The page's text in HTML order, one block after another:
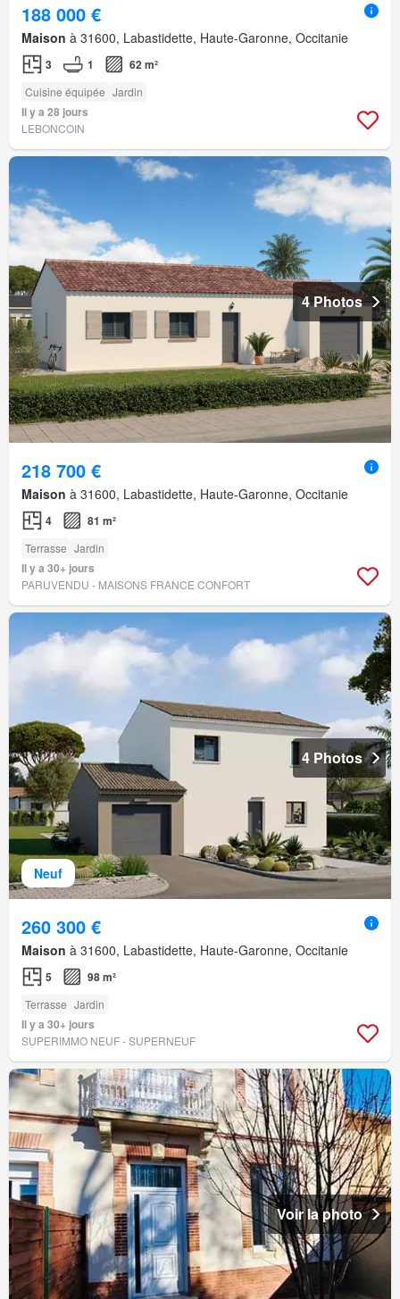
188 000 €
Maison à 31600, Labastidette, Haute-Garonne, Occitanie
3 1 62 m²
Cuisine équipée Jardin
Il y a 28 jours
LEBONCOIN
4 Photos
218 700 €
Maison à 31600, Labastidette, Haute-Garonne, Occitanie
4 81 m²
Terrasse Jardin
Il y a 30+ jours
PARUVENDU - MAISONS FRANCE CONFORT
Neuf
4 Photos
260 300 €
Maison à 31600, Labastidette, Haute-Garonne, Occitanie
5 98 m²
Terrasse Jardin
Il y a 30+ jours
SUPERIMMO NEUF - SUPERNEUF
Voir la photo